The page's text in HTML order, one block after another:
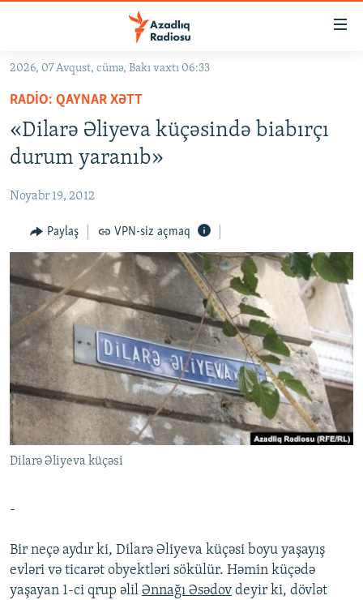
Əsas
qayıt
Əsas
naviqasiyaya
qayıt
Axtarışa
GÜNDƏM
#İZAHLA
KORRUPSIOMETR
FƏRQƏ BAX
QANUNI DOĞRU
ARAŞDIRMA
MULTIMEDIA
VIDEO
FOTOQALEREYA
İNFOQRAFIKA
KARIKATURA
RADIO ARXIV
OXU ZALI
AZƏRBAYCAN ƏDƏBIYYATI KITABXANASI
İSLAM VƏ DEMOKRATIYA
İZ - MƏDƏNIYYƏT PROQRAMI
HAQQIMIZDA
MISSIYAMIZ
PEŞƏ ETIKASI VƏ JURNALISTIKA STANDARTLARIMIZ
MATERIALLARIMIZDAN ISTIFADƏ
AZADLIQRADIOSU MOBIL TELEFONUNUZDA
BIZI IZLƏ
RFE/RL-in bütün saytları
2026, 07 Avqust, cümə, Bakı vaxtı 06:33
RADIO: QAYNAR XƏTT
«Dilarə Əliyeva küçəsində biabırçı
durum yaranıb»
Noyabr 19, 2012
Paylaş VPN-siz açmaq
Dilarə Əliyeva küçəsi
-
Bir neçə aydır ki, Dilarə Əliyeva küçəsi boyu yaşayış
evləri və ticarət obyektləri sökülür. Həmin küçədə
yaşayan 1-ci qrup əlil Ənnağı Əsədov deyir ki, dövlət